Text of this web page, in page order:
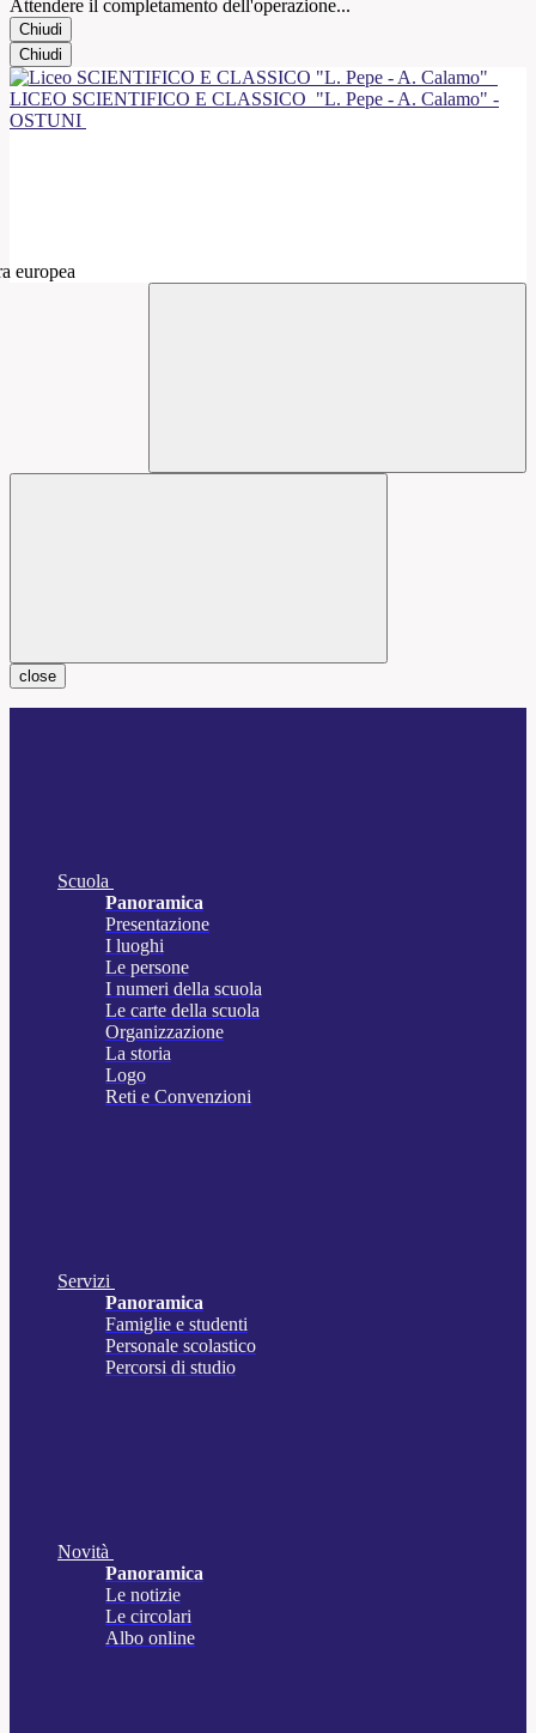
Attendere il completamento dell'operazione...
Chiudi
Chiudi
LICEO SCIENTIFICO E CLASSICO "L. Pepe - A. Calamo" -
OSTUNI
close
Scuola
Panoramica
Presentazione
I luoghi
Le persone
I numeri della scuola
Le carte della scuola
Organizzazione
La storia
Logo
Reti e Convenzioni
Servizi
Panoramica
Famiglie e studenti
Personale scolastico
Percorsi di studio
Novità
Panoramica
Le notizie
Le circolari
Albo online